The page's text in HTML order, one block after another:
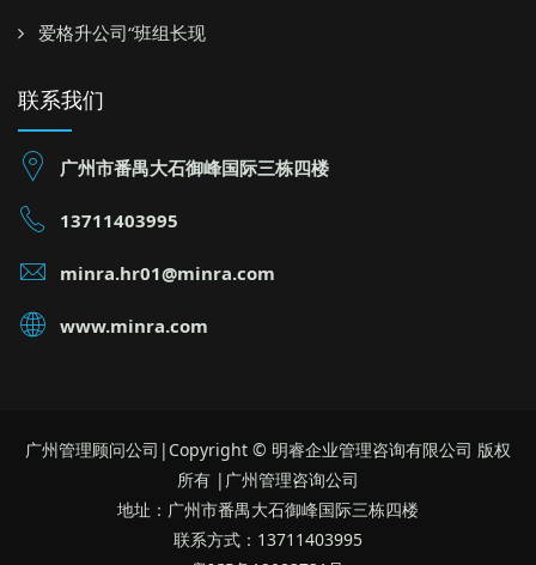
爱格升公司“班组长现
联系我们
广州市番禺大石御峰国际三栋四楼
13711403995
minra.hr01@minra.com
www.minra.com
广州管理顾问公司|Copyright © 明睿企业管理咨询有限公司 版权
所有 |广州管理咨询公司
地址：广州市番禺大石御峰国际三栋四楼
联系方式：13711403995